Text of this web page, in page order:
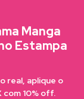
Manga
Estampa
real, aplique o
com 10% off.